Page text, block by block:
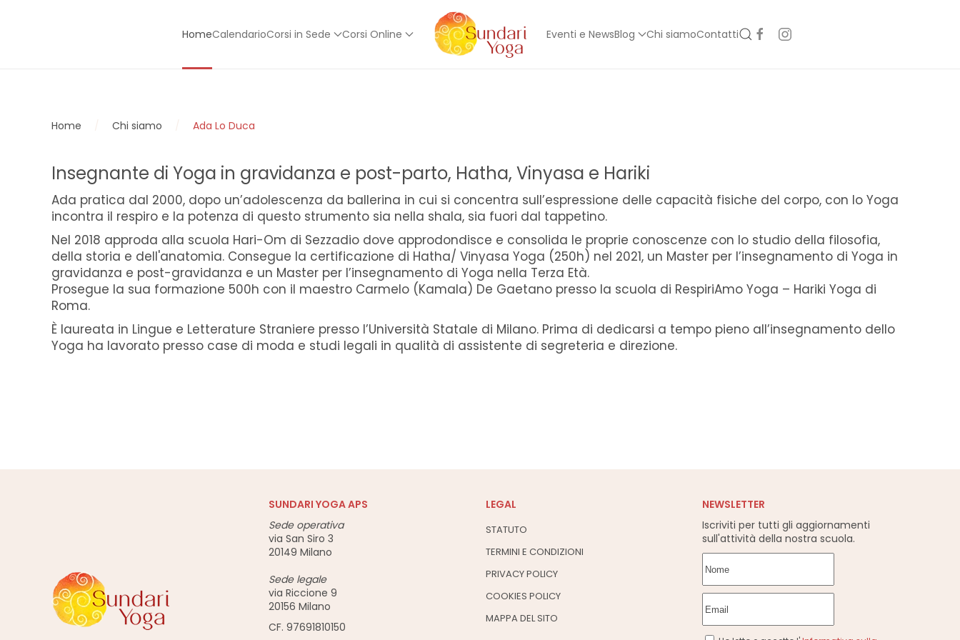
HomeCalendarioCorsi in Sede Corsi Online Eventi e NewsBlog Chi siamoContatti
Home Chi siamo Ada Lo Duca
Insegnante di Yoga in gravidanza e post-parto, Hatha, Vinyasa e Hariki
Ada pratica dal 2000, dopo un’adolescenza da ballerina in cui si concentra sull’espressione delle capacità fisiche del corpo, con lo Yoga
incontra il respiro e la potenza di questo strumento sia nella shala, sia fuori dal tappetino.
Nel 2018 approda alla scuola Hari-Om di Sezzadio dove approdondisce e consolida le proprie conoscenze con lo studio della filosofia,
della storia e dell'anatomia. Consegue la certificazione di Hatha/ Vinyasa Yoga (250h) nel 2021, un Master per l’insegnamento di Yoga in
gravidanza e post-gravidanza e un Master per l’insegnamento di Yoga nella Terza Età.
Prosegue la sua formazione 500h con il maestro Carmelo (Kamala) De Gaetano presso la scuola di RespiriAmo Yoga – Hariki Yoga di
Roma.
È laureata in Lingue e Letterature Straniere presso l’Università Statale di Milano. Prima di dedicarsi a tempo pieno all’insegnamento dello
Yoga ha lavorato presso case di moda e studi legali in qualità di assistente di segreteria e direzione.
SUNDARI YOGA APS
Sede operativa
via San Siro 3
20149 Milano
Sede legale
via Riccione 9
20156 Milano
CF. 97691810150
LEGAL
STATUTO
TERMINI E CONDIZIONI
PRIVACY POLICY
COOKIES POLICY
MAPPA DEL SITO
NEWSLETTER
Iscriviti per tutti gli aggiornamenti
sull'attività della nostra scuola.